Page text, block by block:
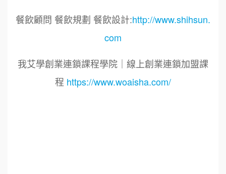
餐飲顧問 餐飲規劃 餐飲設計:http://www.shihsun.
com
我艾學創業連鎖課程學院｜線上創業連鎖加盟課
程 https://www.woaisha.com/